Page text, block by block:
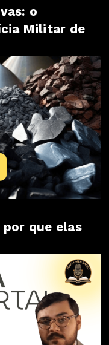
o
Militar de
por que elas